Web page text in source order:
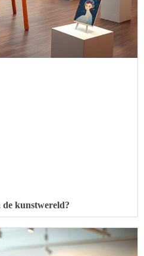
kunstwereld?